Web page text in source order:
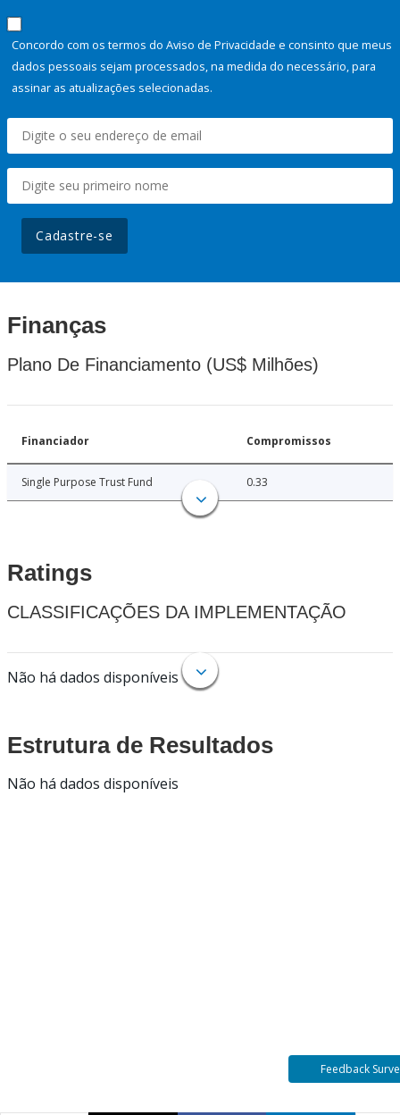
Concordo com os termos do Aviso de Privacidade e consinto que meus
dados pessoais sejam processados, na medida do necessário, para
assinar as atualizações selecionadas.
Cadastre-se
Finanças
Plano De Financiamento (US$ Milhões)
Financiador Compromissos
Single Purpose Trust Fund 0.33
Ratings
CLASSIFICAÇÕES DA IMPLEMENTAÇÃO
Não há dados disponíveis
Estrutura de Resultados
Não há dados disponíveis
Feedback